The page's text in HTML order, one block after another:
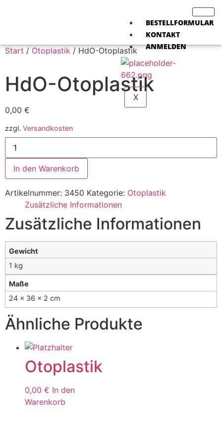
BESTELLFORMULAR
KONTAKT
ANMELDEN
X
Start / Otoplastik / HdO-Otoplastik
HdO-Otoplastik
0,00 €
zzgl. Versandkosten
In den Warenkorb
Artikelnummer: 3450 Kategorie: Otoplastik
Zusätzliche Informationen
Zusätzliche Informationen
Gewicht
1 kg
Maße
24 × 36 × 2 cm
Ähnliche Produkte
Otoplastik
0,00 € In den
Warenkorb